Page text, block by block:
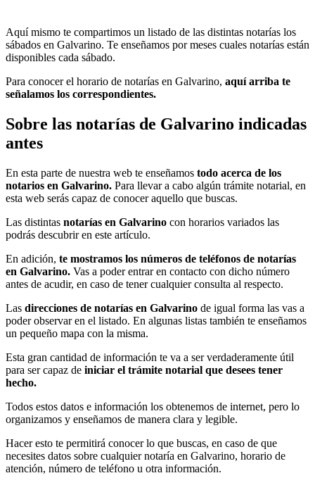
Aquí mismo te compartimos un listado de las distintas notarías los
sábados en Galvarino. Te enseñamos por meses cuales notarías están
disponibles cada sábado.
Para conocer el horario de notarías en Galvarino, aquí arriba te
señalamos los correspondientes.
Sobre las notarías de Galvarino indicadas
antes
En esta parte de nuestra web te enseñamos todo acerca de los
notarios en Galvarino. Para llevar a cabo algún trámite notarial, en
esta web serás capaz de conocer aquello que buscas.
Las distintas notarías en Galvarino con horarios variados las
podrás descubrir en este artículo.
En adición, te mostramos los números de teléfonos de notarías
en Galvarino. Vas a poder entrar en contacto con dicho número
antes de acudir, en caso de tener cualquier consulta al respecto.
Las direcciones de notarías en Galvarino de igual forma las vas a
poder observar en el listado. En algunas listas también te enseñamos
un pequeño mapa con la misma.
Esta gran cantidad de información te va a ser verdaderamente útil
para ser capaz de iniciar el trámite notarial que desees tener
hecho.
Todos estos datos e información los obtenemos de internet, pero lo
organizamos y enseñamos de manera clara y legible.
Hacer esto te permitirá conocer lo que buscas, en caso de que
necesites datos sobre cualquier notaría en Galvarino, horario de
atención, número de teléfono u otra información.